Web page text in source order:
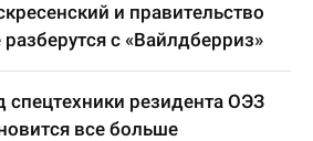
и правительство
с «Вайлдберриз»
спецтехники резидента ОЭЗ
все больше